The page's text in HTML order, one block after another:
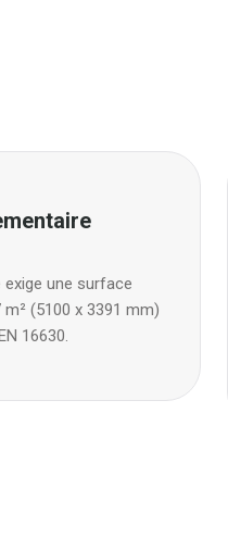
exige une surface
(5100 x 3391 mm)
16630.